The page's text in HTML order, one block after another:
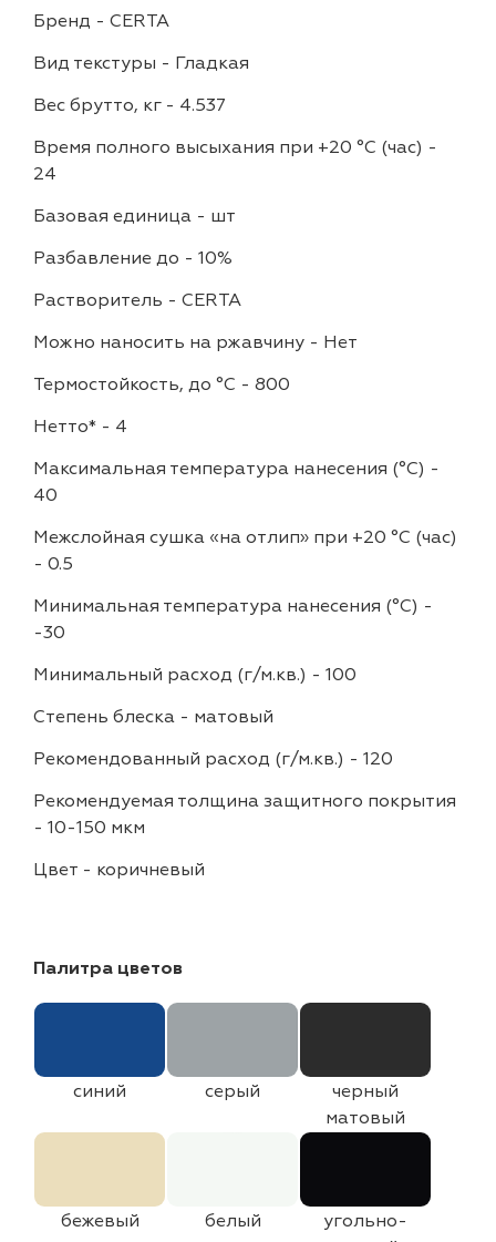
Бренд - CERTA
Вид текстуры - Гладкая
Вес брутто, кг - 4.537
Время полного высыхания при +20 °С (час) -
24
Базовая единица - шт
Разбавление до - 10%
Растворитель - CERTA
Можно наносить на ржавчину - Нет
Термостойкость, до °C - 800
Нетто* - 4
Максимальная температура нанесения (°С) -
40
Межслойная сушка «на отлип» при +20 °С (час)
- 0.5
Минимальная температура нанесения (°С) -
-30
Минимальный расход (г/м.кв.) - 100
Степень блеска - матовый
Рекомендованный расход (г/м.кв.) - 120
Рекомендуемая толщина защитного покрытия
- 10-150 мкм
Цвет - коричневый
Палитра цветов
синий серый
черный
матовый
бежевый белый
угольно-